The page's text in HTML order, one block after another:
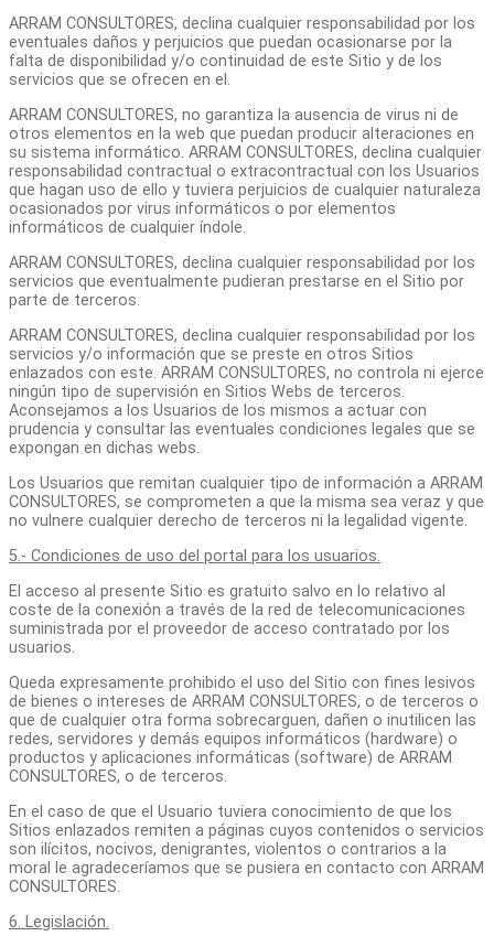
ARRAM CONSULTORES, declina cualquier responsabilidad por los
eventuales daños y perjuicios que puedan ocasionarse por la
falta de disponibilidad y/o continuidad de este Sitio y de los
servicios que se ofrecen en el.
ARRAM CONSULTORES, no garantiza la ausencia de virus ni de
otros elementos en la web que puedan producir alteraciones en
su sistema informático. ARRAM CONSULTORES, declina cualquier
responsabilidad contractual o extracontractual con los Usuarios
que hagan uso de ello y tuviera perjuicios de cualquier naturaleza
ocasionados por virus informáticos o por elementos
informáticos de cualquier índole.
ARRAM CONSULTORES, declina cualquier responsabilidad por los
servicios que eventualmente pudieran prestarse en el Sitio por
parte de terceros.
ARRAM CONSULTORES, declina cualquier responsabilidad por los
servicios y/o información que se preste en otros Sitios
enlazados con este. ARRAM CONSULTORES, no controla ni ejerce
ningún tipo de supervisión en Sitios Webs de terceros.
Aconsejamos a los Usuarios de los mismos a actuar con
prudencia y consultar las eventuales condiciones legales que se
expongan en dichas webs.
Los Usuarios que remitan cualquier tipo de información a ARRAM
CONSULTORES, se comprometen a que la misma sea veraz y que
no vulnere cualquier derecho de terceros ni la legalidad vigente.
5.- Condiciones de uso del portal para los usuarios.
El acceso al presente Sitio es gratuito salvo en lo relativo al
coste de la conexión a través de la red de telecomunicaciones
suministrada por el proveedor de acceso contratado por los
usuarios.
Queda expresamente prohibido el uso del Sitio con fines lesivos
de bienes o intereses de ARRAM CONSULTORES, o de terceros o
que de cualquier otra forma sobrecarguen, dañen o inutilicen las
redes, servidores y demás equipos informáticos (hardware) o
productos y aplicaciones informáticas (software) de ARRAM
CONSULTORES, o de terceros.
En el caso de que el Usuario tuviera conocimiento de que los
Sitios enlazados remiten a páginas cuyos contenidos o servicios
son ilícitos, nocivos, denigrantes, violentos o contrarios a la
moral le agradeceríamos que se pusiera en contacto con ARRAM
CONSULTORES.
6. Legislación.